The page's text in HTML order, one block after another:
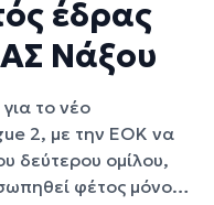
έδρας
Νάξου
το νέο
2, με την ΕΟΚ να
δεύτερου ομίλου,
φέτος μόνο…